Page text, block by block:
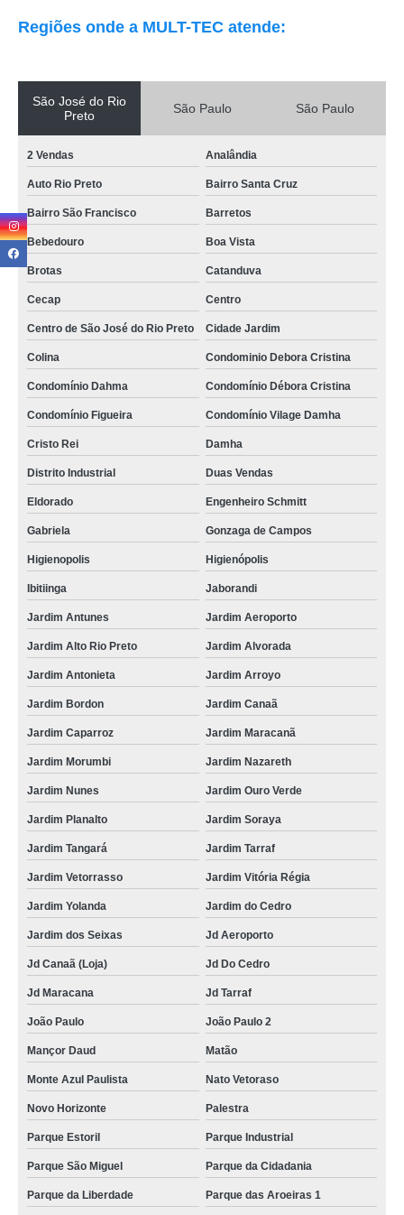
Regiões onde a MULT-TEC atende:
São José do Rio
Preto
São Paulo São Paulo
2 Vendas Analândia
Auto Rio Preto Bairro Santa Cruz
Bairro São Francisco Barretos
Bebedouro Boa Vista
Brotas Catanduva
Cecap Centro
Centro de São José do Rio Preto Cidade Jardim
Colina Condominio Debora Cristina
Condomínio Dahma Condomínio Débora Cristina
Condomínio Figueira Condomínio Vilage Damha
Cristo Rei Damha
Distrito Industrial Duas Vendas
Eldorado Engenheiro Schmitt
Gabriela Gonzaga de Campos
Higienopolis Higienópolis
Ibitiinga Jaborandi
Jardim Antunes Jardim Aeroporto
Jardim Alto Rio Preto Jardim Alvorada
Jardim Antonieta Jardim Arroyo
Jardim Bordon Jardim Canaã
Jardim Caparroz Jardim Maracanã
Jardim Morumbi Jardim Nazareth
Jardim Nunes Jardim Ouro Verde
Jardim Planalto Jardim Soraya
Jardim Tangará Jardim Tarraf
Jardim Vetorrasso Jardim Vitória Régia
Jardim Yolanda Jardim do Cedro
Jardim dos Seixas Jd Aeroporto
Jd Canaã (Loja) Jd Do Cedro
Jd Maracana Jd Tarraf
João Paulo João Paulo 2
Mançor Daud Matão
Monte Azul Paulista Nato Vetoraso
Novo Horizonte Palestra
Parque Estoril Parque Industrial
Parque São Miguel Parque da Cidadania
Parque da Liberdade Parque das Aroeiras 1